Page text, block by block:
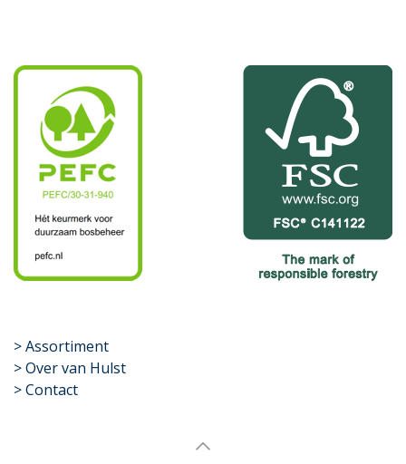
​>Assortiment
> Over van Hulst
> Contact